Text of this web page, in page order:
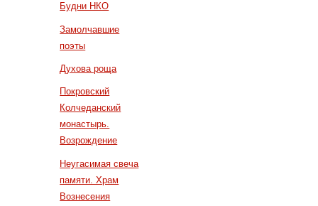
Будни НКО
Замолчавшие
поэты
Духова роща
Покровский
Колчеданский
монастырь.
Возрождение
Неугасимая свеча
памяти. Храм
Вознесения